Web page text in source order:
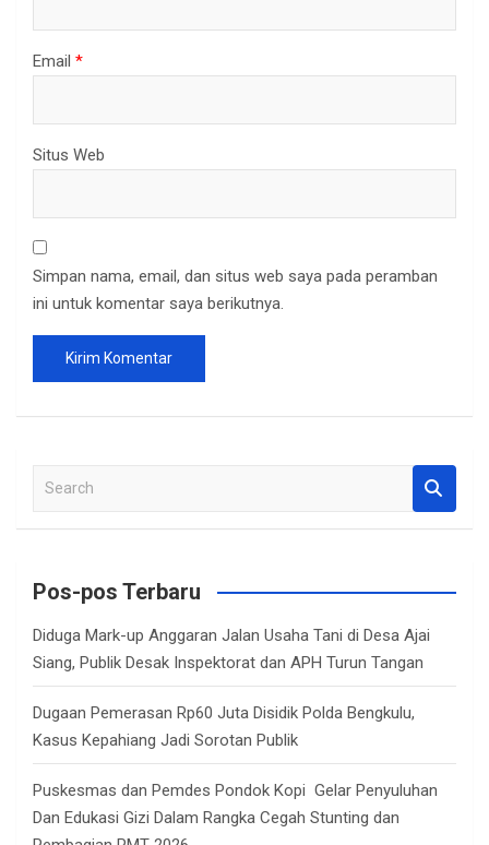
Email *
Situs Web
Simpan nama, email, dan situs web saya pada peramban
ini untuk komentar saya berikutnya.
a
c
Pos-pos Terbaru
Diduga Mark-up Anggaran Jalan Usaha Tani di Desa Ajai
Siang, Publik Desak Inspektorat dan APH Turun Tangan
Dugaan Pemerasan Rp60 Juta Disidik Polda Bengkulu,
Kasus Kepahiang Jadi Sorotan Publik
Puskesmas dan Pemdes Pondok Kopi Gelar Penyuluhan
Dan Edukasi Gizi Dalam Rangka Cegah Stunting dan